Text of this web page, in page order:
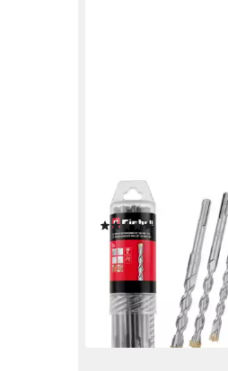
Bohrer- und Bit-Set,
Hammerbohrer-Set)
14,99 €
lieferbar - in 3-4